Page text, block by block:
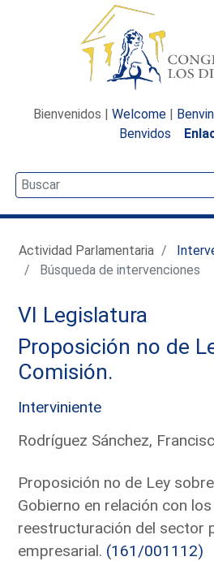
Bienvenidos | Welcome |
Benvidos
Actividad Parlamentaria
Búsqueda de intervenciones
VI Legislatura
Proposición no de
Comisión.
Interviniente
Rodríguez Sánchez,
Proposición no de Ley
Gobierno en relación con
reestructuración del sector
empresarial. (161/001112)